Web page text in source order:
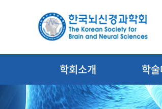
학회소개 학